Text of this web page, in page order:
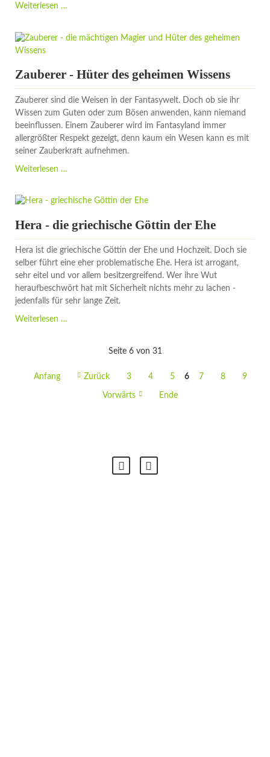
Weiterlesen …Kitsune
Fuchswesen,
sich
in
eine
junge
Frau
verwandeln
Zauberer - Hüter des geheimen Wissens
Zauberer sind die Weisen in der Fantasywelt. Doch ob sie ihr
Wissen zum Guten oder zum Bösen anwenden, kann niemand
beeinflussen. Einem Zauberer wird im Fantasyland immer
allergrößter Respekt gezeigt, denn kaum ein Wesen kann es mit
seiner Zauberkraft aufnehmen.
Weiterlesen …
geheimen
Wissens
Hera - die griechische Göttin der Ehe
Hera ist die griechische Göttin der Ehe und Hochzeit. Doch sie
selber führt eine eher problematische Ehe. Hera ist arrogant,
sehr eitel und vor allem besitzergreifend. Wer ihre Wut
heraufbeschwört hat mit Sicherheit nichts mehr zu lachen -
jedenfalls für sehr lange Zeit.
Weiterlesen …Hera
Seite 6 von 31
Anfang Zurück 3 4 5 6 7 8 9
Vorwärts Ende